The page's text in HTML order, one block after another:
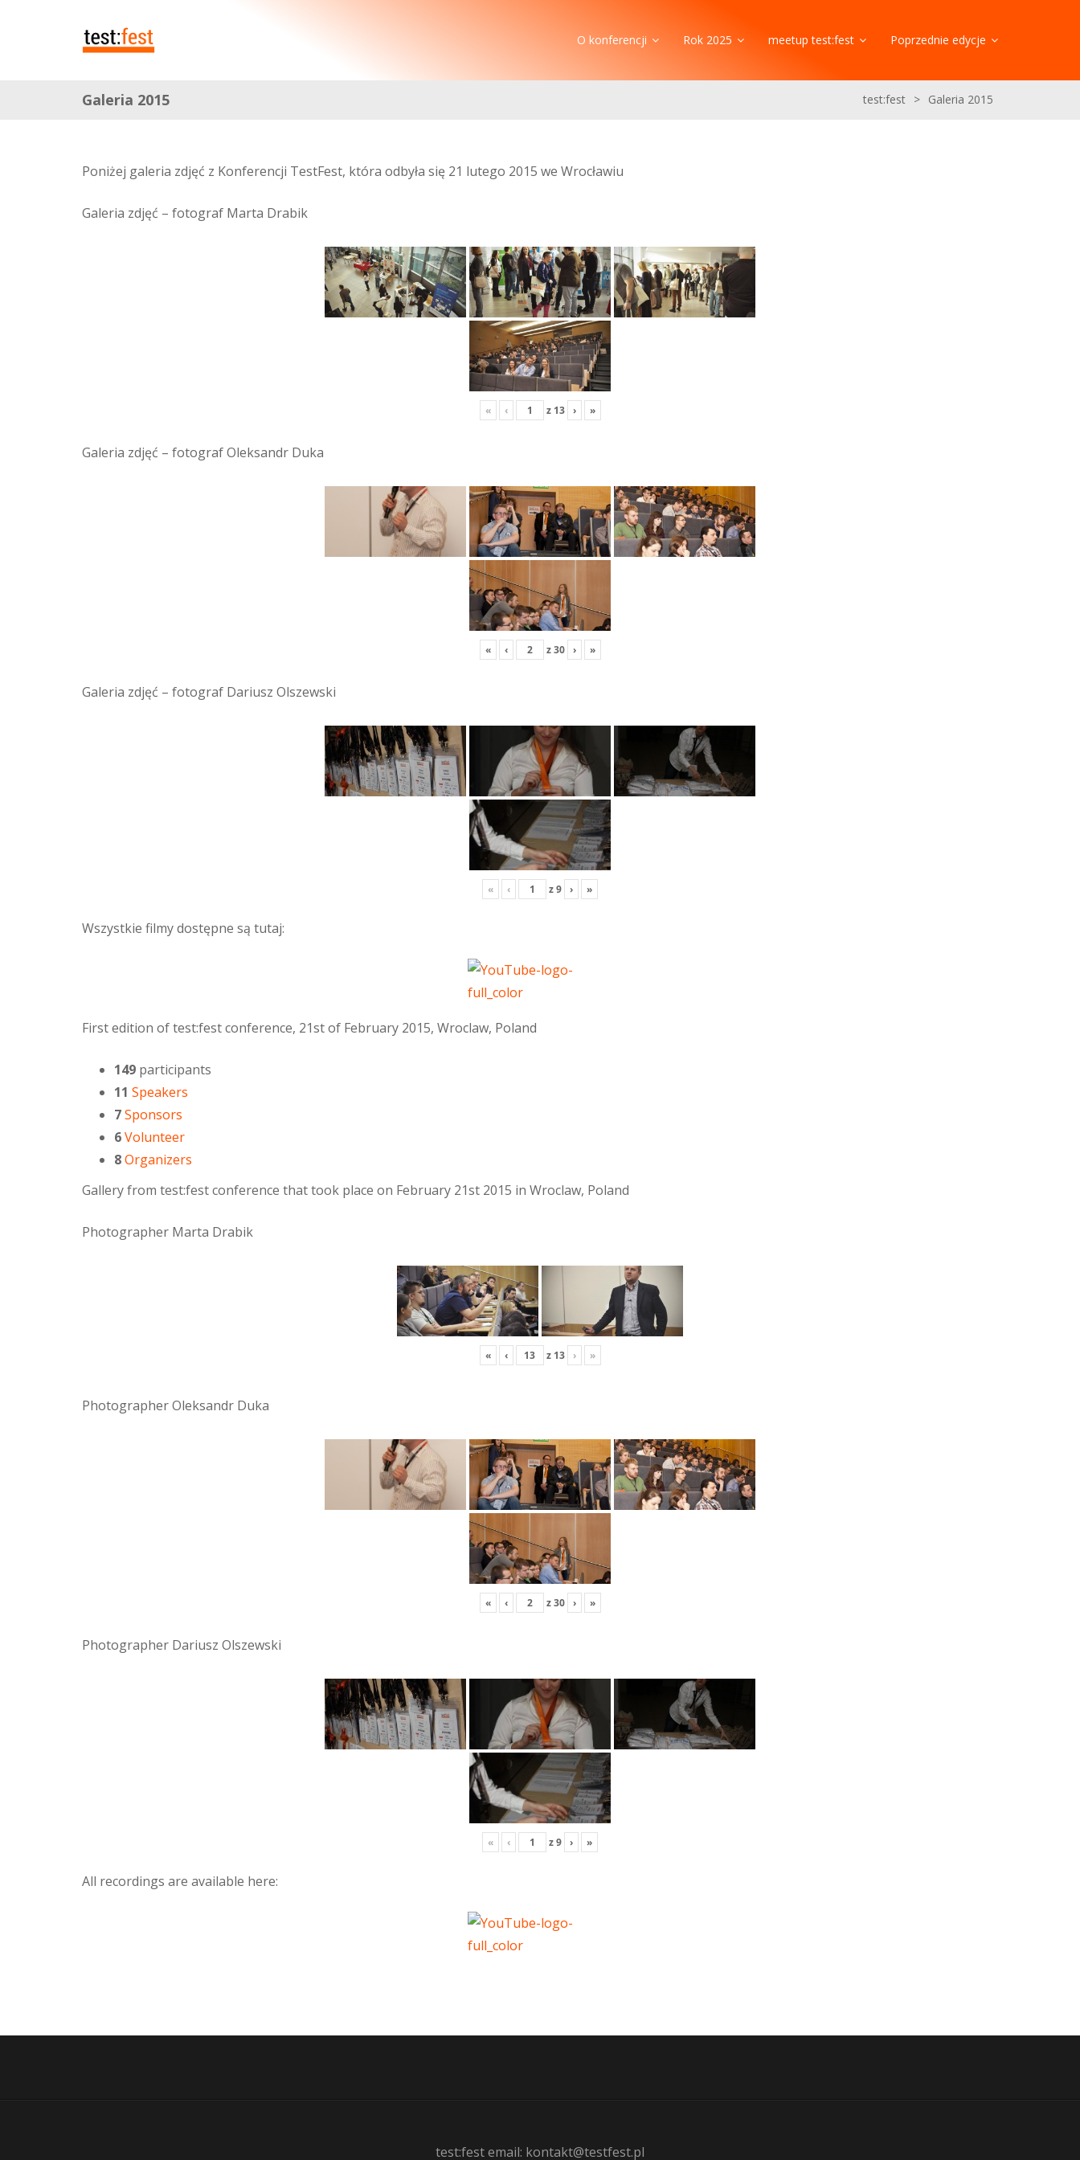
O konferencji Rok 2025 meetup test:fest Poprzednie edycje
Galeria 2015 test:fest > Galeria 2015
Poniżej galeria zdjęć z Konferencji TestFest, która odbyła się 21 lutego 2015 we Wrocławiu
Galeria zdjęć – fotograf Marta Drabik
« ‹ z 13 › »
Galeria zdjęć – fotograf Oleksandr Duka
« ‹ z30 › »
Galeria zdjęć – fotograf Dariusz Olszewski
« ‹ z9 › »
Wszystkie filmy dostępne są tutaj:
First edition of test:fest conference, 21st of February 2015, Wroclaw, Poland
149 participants
11 Speakers
7Sponsors
6Volunteer
8Organizers
Gallery from test:fest conference that took place on February 21st 2015 in Wroclaw, Poland
Photographer Marta Drabik
« ‹ z 13 › »
Photographer Oleksandr Duka
« ‹ z30 › »
Photographer Dariusz Olszewski
« ‹ z9 › »
All recordings are available here:
test:fest email: kontakt@testfest.pl